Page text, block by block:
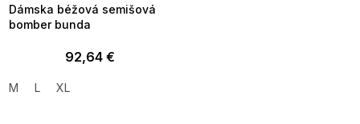
Dámska béžová semišová
bomber bunda
92,64 €
M L XL